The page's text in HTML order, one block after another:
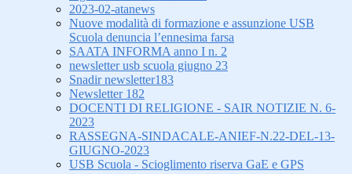
2023-02-atanews
Nuove modalità di formazione e assunzione USB
Scuola denuncia l’ennesima farsa
SAATA INFORMA anno I n. 2
newsletter usb scuola giugno 23
Snadir newsletter183
Newsletter 182
DOCENTI DI RELIGIONE - SAIR NOTIZIE N. 6-
2023
RASSEGNA-SINDACALE-ANIEF-N.22-DEL-13-
GIUGNO-2023
USB Scuola - Scioglimento riserva GaE e GPS